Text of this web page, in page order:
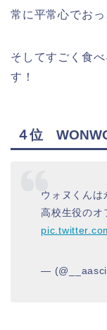
常に平常心でおっ
そしてすごく食
す！
４位
ウォヌくんは
高校生役のオ
—